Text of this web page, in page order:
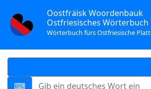
Oostfräisk Woordenbauk
Ostfriesisches Wörterbuch
Wörterbuch fürs Ostfriesische Platt